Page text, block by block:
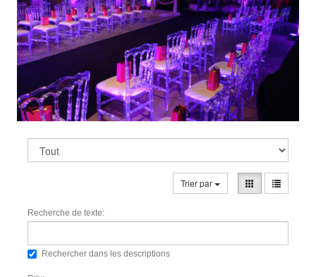
Trier par
Recherche de texte:
Rechercher dans les descriptions